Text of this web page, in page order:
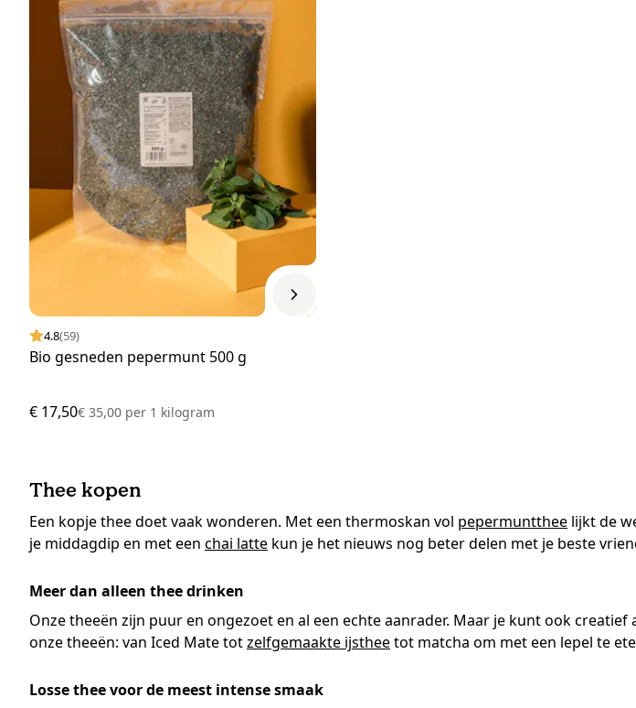
4.8(59)
Bio gesneden pepermunt 500 g
€ 17,50€ 35,00 per 1 kilogram
Thee kopen
Een kopje thee doet vaak wonderen. Met een thermoskan vol pepermuntthee lijkt de
je middagdip en met een chai latte kun je het nieuws nog beter delen met je beste
Meer dan alleen thee drinken
Onze theeën zijn puur en ongezoet en al een echte aanrader. Maar je kunt ook
onze theeën: van Iced Mate totzelfgemaakte ijstheetot matcha om met een lepel te
Losse thee voor de meest intense smaak